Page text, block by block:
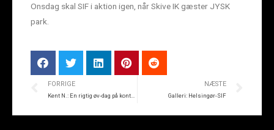
Onsdag skal SIF i aktion igen, når Skive IK gæster JYSK
park.
FORRIGE NÆSTE
Galleri: Helsingør-SIF